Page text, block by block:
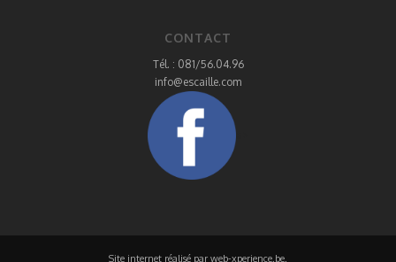
CONTACT
Tél. : 081/56.04.96
info@escaille.com
Site internet réalisé par web-xperience.be.